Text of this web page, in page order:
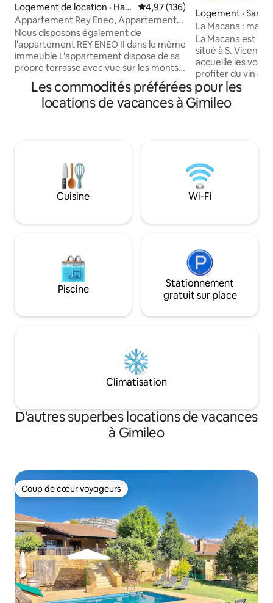
Logement de location · Har
o
Note moyenne de 4,97 sur 5,
4,97 (136)
Appartement Rey Eneo, Appartement
Cuna Históric...
Nous disposons également de
l'appartement REY ENEO II dans le même
immeuble L'appartement dispose de sa
propre terrasse avec vue sur les monts
loin de l'agitation du centre-ville, c'est un
espace très lumineux et accueillant,
télévision à écran plat et de matelas haut
sont équipées d'une douche, d'une
baignoire et d'un sèche-cheveux.
dispose de la climatisation. Téléviseur à
équipée avec tous les types d'ustensiles
et d'appareils électroménagers.
réfrigérateur, laveuse, lave-vaisselle,
micro-ondes, four, cafetière Dolce
Gusto avec capsules à la disposition du
client et bouilloire. Le logement dispose
à l'appartement, sur réservation et
moyennant un supplément de 15 €/jour.
Logement · San
Sonsierra
La Macana :
Sonsierra
La Macana est un
situé à S. Vicente
accueille les
profiter du vin et
sont à la
spécial et
situé à
unique, vous
moment de
ainsi que de la
de la région.
Les commodités préférées pour les
locations de vacances à Gimileo
Cuisine Wi-Fi
Piscine
Stationnement
gratuit sur place
Climatisation
D'autres superbes locations de vacances
à Gimileo
Coup de cœur voyageurs
Coup de cœur voyageurs